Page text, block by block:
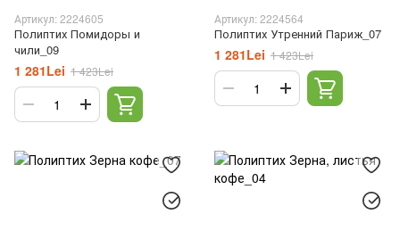
Артикул: 2224605
Полиптих Помидоры и
чили_09
1 281Lei 1 423Lei
Артикул: 2224564
Полиптих Утренний Париж_07
1 281Lei 1 423Lei